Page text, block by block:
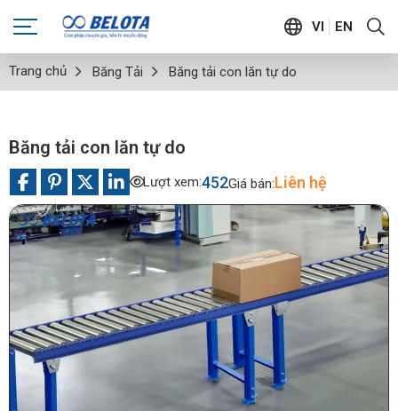
VI EN
Trang chủ Băng Tải Băng tải con lăn tự do
Băng tải con lăn tự do
Lượt xem:452Giá bán:Liên hệ